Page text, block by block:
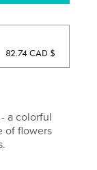
82.74 CAD $
a colorful
of flowers